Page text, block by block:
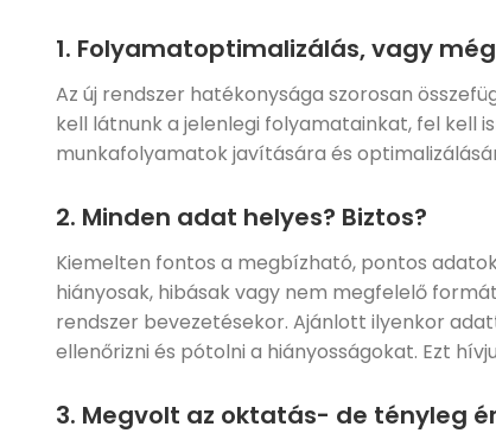
1. Folyamatoptimalizálás, vagy
Az új rendszer hatékonysága szorosan
kell látnunk a jelenlegi folyamatainkat, fel kell
munkafolyamatok javítására és
2. Minden adat helyes? Biztos?
Kiemelten fontos a megbízható, pontos
hiányosak, hibásak vagy nem megfelelő
rendszer bevezetésekor. Ajánlott ilyenkor
ellenőrizni és pótolni a hiányosságokat. Ezt
3. Megvolt az oktatás- de tényleg